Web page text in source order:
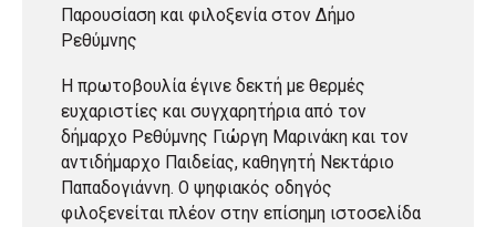
Παρουσίαση και φιλοξενία στον Δήμο
Ρεθύμνης
Η πρωτοβουλία έγινε δεκτή με θερμές
ευχαριστίες και συγχαρητήρια από τον
δήμαρχο Ρεθύμνης Γιώργη Μαρινάκη και τον
αντιδήμαρχο Παιδείας, καθηγητή Νεκτάριο
Παπαδογιάννη. Ο ψηφιακός οδηγός
φιλοξενείται πλέον στην επίσημη ιστοσελίδα